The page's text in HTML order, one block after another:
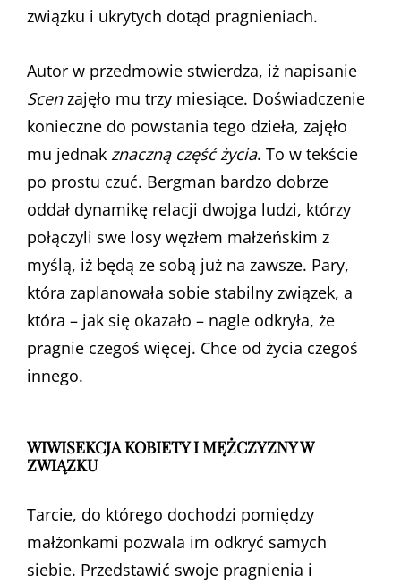
związku i ukrytych dotąd pragnieniach.
Autor w przedmowie stwierdza, iż napisanie
Scenzajęło mu trzy miesiące. Doświadczenie
konieczne do powstania tego dzieła, zajęło
mu jednak znaczną część życia. To w tekście
po prostu czuć. Bergman bardzo dobrze
oddał dynamikę relacji dwojga ludzi, którzy
połączyli swe losy węzłem małżeńskim z
myślą, iż będą ze sobą już na zawsze. Pary,
która zaplanowała sobie stabilny związek, a
która – jak się okazało – nagle odkryła, że
pragnie czegoś więcej. Chce od życia czegoś
innego.
WIWISEKCJA KOBIETY I MĘŻCZYZNY W
ZWIĄZKU
Tarcie, do którego dochodzi pomiędzy
małżonkami pozwala im odkryć samych
siebie. Przedstawić swoje pragnienia i